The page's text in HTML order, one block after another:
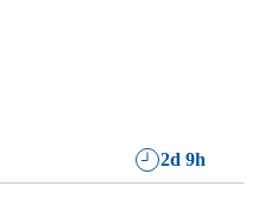
2d 9h